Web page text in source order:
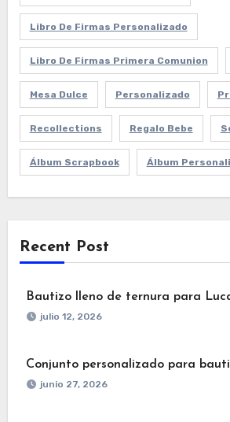
Libro De Firmas Personalizado
Libro De Firmas Primera Comunion
Mesa Dulce Personalizado
Recollections Regalo Bebe
Álbum Scrapbook Álbum
Recent Post
Bautizo lleno de ternura para
julio 12, 2026
Conjunto personalizado para
junio 27, 2026